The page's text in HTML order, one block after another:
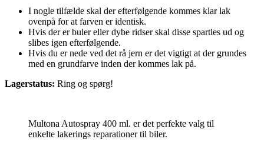
I nogle tilfælde skal der efterfølgende kommes klar lak
ovenpå for at farven er identisk.
Hvis der er buler eller dybe ridser skal disse spartles ud og
slibes igen efterfølgende.
Hvis du er nede ved det rå jern er det vigtigt at der grundes
med en grundfarve inden der kommes lak på.
Lagerstatus: Ring og spørg!
Multona Autospray 400 ml. er det perfekte valg til
enkelte lakerings reparationer til biler.